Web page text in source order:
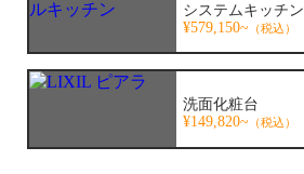
システムキッチン
¥579,150~ （税込）
洗面化粧台
¥149,820~ （税込）